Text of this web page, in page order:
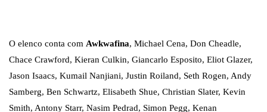
O elenco conta com Awkwafina, Michael Cena, Don Cheadle,
Chace Crawford, Kieran Culkin, Giancarlo Esposito, Eliot Glazer,
Jason Isaacs, Kumail Nanjiani, Justin Roiland, Seth Rogen, Andy
Samberg, Ben Schwartz, Elisabeth Shue, Christian Slater, Kevin
Smith, Antony Starr, Nasim Pedrad, Simon Pegg, Kenan